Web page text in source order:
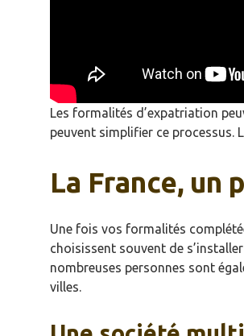
Les formalités d’expatriation
peuvent simplifier ce processus.
La France, un
Une fois vos formalités
choisissent souvent de
nombreuses personnes sont
villes.